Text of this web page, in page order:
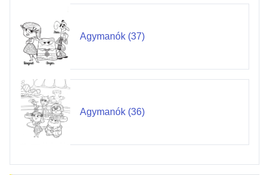
Agymanók (37)
Agymanók (36)